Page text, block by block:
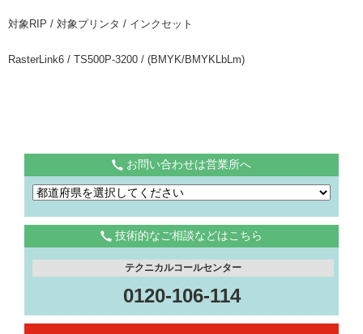
対象RIP / 対象プリンタ / インクセット
RasterLink6 / TS500P-3200 / (BMYK/BMYKLbLm)
お問い合わせは営業所へ
技術的なご相談などはこちら
テクニカルコールセンター
0120-106-114